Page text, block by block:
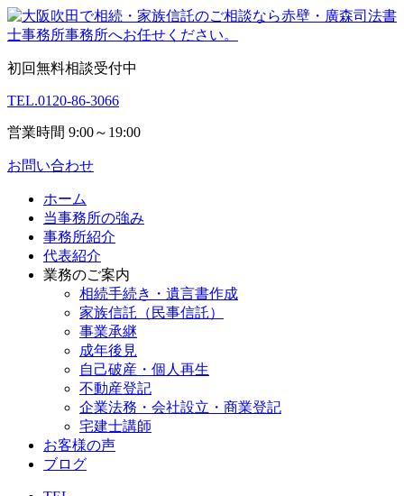
初回無料相談受付中
TEL.0120-86-3066
営業時間 9:00～19:00
お問い合わせ
ホーム
当事務所の強み
事務所紹介
代表紹介
業務のご案内
相続手続き・遺言書作成
家族信託（民事信託）
事業承継
成年後見
自己破産・個人再生
不動産登記
企業法務・会社設立・商業登記
宅建士講師
お客様の声
ブログ